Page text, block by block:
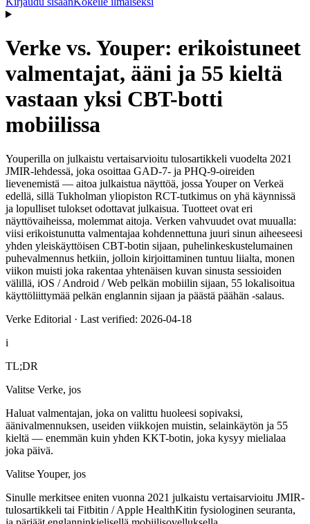
Verke vs. Youper: erikoistuneet
valmentajat, ääni ja 55 kieltä
vastaan yksi CBT-botti
mobiilissa
Youperilla on julkaistu vertaisarvioitu tulosartikkeli vuodelta 2021
JMIR-lehdessä, joka osoittaa GAD-7- ja PHQ-9-oireiden
lievenemistä — aitoa julkaistua näyttöä, jossa Youper on Verkeä
edellä, sillä Tukholman yliopiston RCT-tutkimus on yhä käynnissä
ja lopulliset tulokset odottavat julkaisua. Tuotteet ovat eri
näyttövaiheissa, molemmat aitoja. Verken vahvuudet ovat muualla:
viisi erikoistunutta valmentajaa kohdennettuna juuri sinun aiheeseesi
yhden yleiskäyttöisen CBT-botin sijaan, puhelinkeskustelumainen
puhevalmennus hetkiin, jolloin kirjoittaminen tuntuu liialta, monen
viikon muisti joka rakentaa yhtenäisen kuvan sinusta sessioiden
välillä, iOS / Android / Web pelkän mobiilin sijaan, 55 lokalisoitua
käyttöliittymää pelkän englannin sijaan ja päästä päähän -salaus.
Verke Editorial · Last verified: 2026-04-18
i
TL;DR
Valitse Verke, jos
Haluat valmentajan, joka on valittu huoleesi sopivaksi,
äänivalmennuksen, useiden viikkojen muistin, selainkäytön ja 55
kieltä — enemmän kuin yhden KKT-botin, joka kysyy mielialaa
joka päivä.
Valitse Youper, jos
Sinulle merkitsee eniten vuonna 2021 julkaistu vertaisarvioitu JMIR-
tulosartikkeli tai Fitbitin / Apple HealthKitin fysiologinen seuranta,